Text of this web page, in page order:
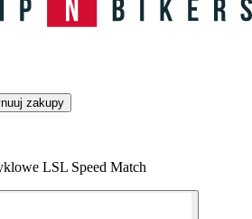
zakupy
LSL Speed Match